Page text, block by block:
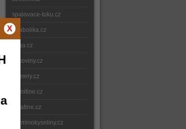
spalovace-tuku.cz
anabolika.cz
bcaa.cz
bilkoviny.cz
gainery.cz
carnitine.cz
creatine.cz
e-aminokyseliny.cz
X